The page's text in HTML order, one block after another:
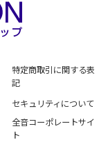
特定商取引に関する表
記
セキュリティについて
全音コーポレートサイ
ト